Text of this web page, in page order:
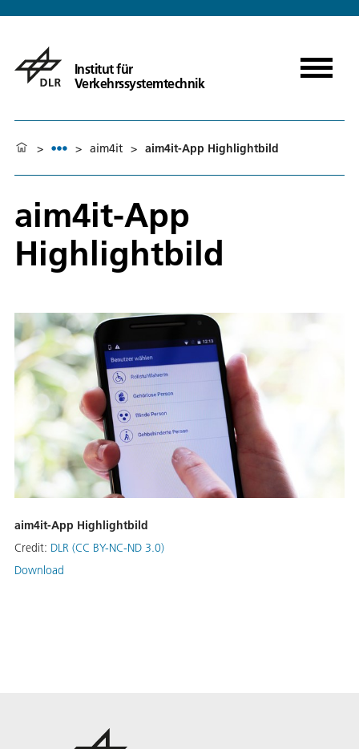
Institut für
Verkehrssystemtechnik
> > aim4it > aim4it-App Highlightbild
aim4it-App
Highlightbild
aim4it-App Highlightbild
Credit: DLR (CC BY-NC-ND 3.0)
Download